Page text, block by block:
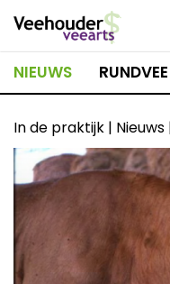
naar
inhoud
NIEUWS RUNDVEE
In de praktijk | Nieuws